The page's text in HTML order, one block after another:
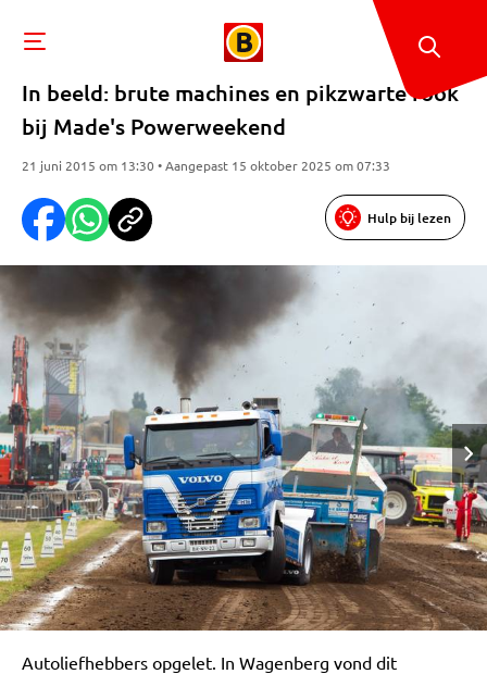
In beeld: brute machines en pikzwarte rook
bij Made's Powerweekend
21 juni 2015 om 13:30 • Aangepast 15 oktober 2025 om 07:33
Hulp bij lezen
Autoliefhebbers opgelet. In Wagenberg vond dit